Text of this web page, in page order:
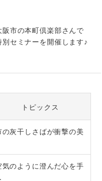
阪市の本町倶楽部さんで
別セミナーを開催します♪
トピックス
灰干しさばが衝撃の美
のように澄んだ心を手